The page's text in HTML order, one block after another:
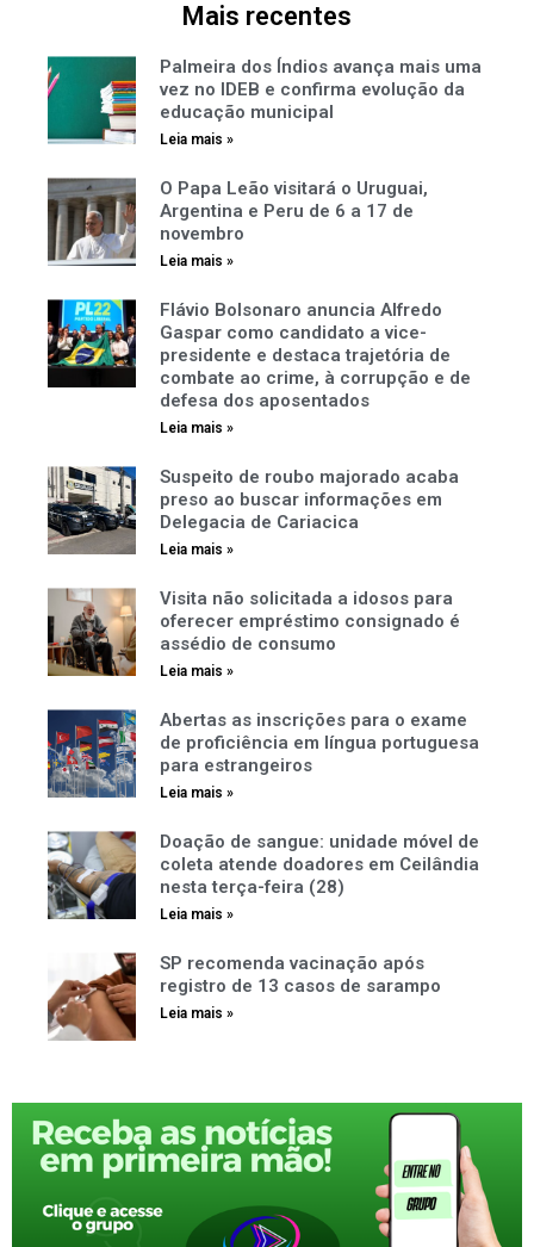
Mais recentes
Palmeira dos Índios avança mais uma
vez no IDEB e confirma evolução da
educação municipal
Leia mais »
O Papa Leão visitará o Uruguai,
Argentina e Peru de 6 a 17 de
novembro
Leia mais »
Flávio Bolsonaro anuncia Alfredo
Gaspar como candidato a vice-
presidente e destaca trajetória de
combate ao crime, à corrupção e de
defesa dos aposentados
Leia mais »
Suspeito de roubo majorado acaba
preso ao buscar informações em
Delegacia de Cariacica
Leia mais »
Visita não solicitada a idosos para
oferecer empréstimo consignado é
assédio de consumo
Leia mais »
Abertas as inscrições para o exame
de proficiência em língua portuguesa
para estrangeiros
Leia mais »
Doação de sangue: unidade móvel de
coleta atende doadores em Ceilândia
nesta terça-feira (28)
Leia mais »
SP recomenda vacinação após
registro de 13 casos de sarampo
Leia mais »